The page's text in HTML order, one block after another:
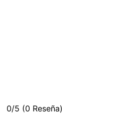
0/5 (0 Reseña)